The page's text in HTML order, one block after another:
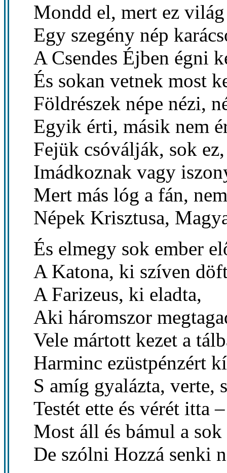
Mondd el, mert ez
Egy szegény nép
A Csendes Éjben égni
És sokan vetnek most
Földrészek népe nézi,
Egyik érti, másik nem
Fejük csóválják, sok
Imádkoznak vagy
Mert más lóg a fán,
Népek Krisztusa,
És elmegy sok ember
A Katona, ki szíven
A Farizeus, ki eladta,
Aki háromszor
Vele mártott kezet a
Harminc ezüstpénzért
S amíg gyalázta, verte,
Testét ette és vérét itta –
Most áll és bámul a sok
De szólni Hozzá senki